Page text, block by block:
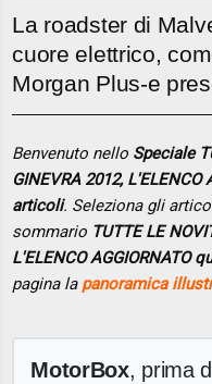
La roadster di
cuore elettrico,
Morgan Plus-e
Benvenuto nello Speciale
GINEVRA 2012, L'ELENCO
articoli. Seleziona gli
sommario TUTTE LE
L'ELENCO AGGIORNATO
pagina la panoramica
MotorBox, prima